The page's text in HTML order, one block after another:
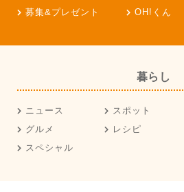
募集&プレゼント
OH!くん
暮らし
ニュース スポット
グルメ
レシピ
スペシャル